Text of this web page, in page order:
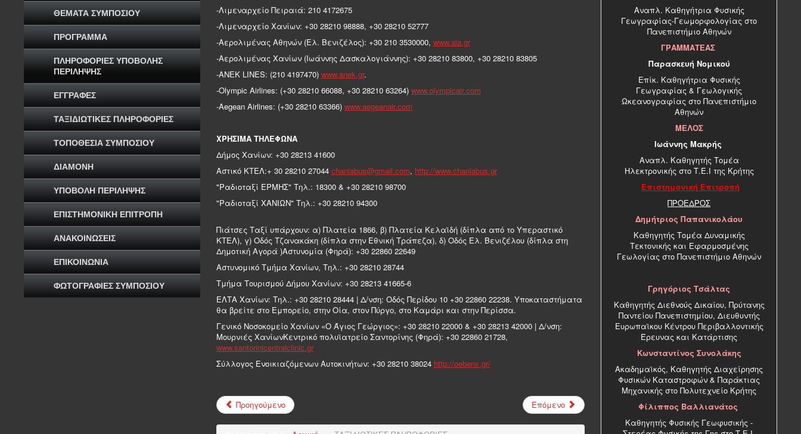
ΘΕΜΑΤΑ ΣΥΜΠΟΣΙΟΥ
ΠΡΟΓΡΑΜΜΑ
ΠΛΗΡΟΦΟΡΙΕΣ ΥΠΟΒΟΛΗΣ
ΠΕΡΙΛΗΨΗΣ
ΕΓΓΡΑΦΕΣ
ΤΑΞΙΔΙΩΤΙΚΕΣ ΠΛΗΡΟΦΟΡΙΕΣ
ΤΟΠΟΘΕΣΙΑ ΣΥΜΠΟΣΙΟΥ
ΔΙΑΜΟΝΗ
ΥΠΟΒΟΛΗ ΠΕΡΙΛΗΨΗΣ
ΕΠΙΣΤΗΜΟΝΙΚΗ ΕΠΙΤΡΟΠΗ
ΑΝΑΚΟΙΝΩΣΕΙΣ
ΕΠΙΚΟΙΝΩΝΙΑ
ΦΩΤΟΓΡΑΦΙΕΣ ΣΥΜΠΟΣΙΟΥ
-Λιμεναρχείο Πειραιά: 210 4172675
-Λιμεναρχείο Χανίων: +30 28210 98888, +30 28210 52777
-Αερολιμένας Αθηνών (Ελ. Βενιζέλος): +30 210 3530000, www.aia.gr
-Αερολιμένας Χανίων (Ιωάννης Δασκαλογιάννης): +30 28210 83800, +30 28210 83805
-ANEK LINES: (210 4197470) www.anek.gr.
-Olympic Airlines: (+30 28210 66088, +30 28210 63264) www.olympicair.com
-Aegean Airlines: (+30 28210 63366) www.aegeanair.com
ΧΡΗΣΙΜΑ ΤΗΛΕΦΩΝΑ
Δήμος Χανίων: +30 28213 41600
Aστικό ΚΤΕΛ:+ 30 28210 27044 chaniabus@gmail.com, http://www.chaniabus.gr
"Ραδιοταξί ΕΡΜΗΣ" Τηλ.: 18300 & +30 28210 98700
"Ραδιοταξί ΧΑΝΙΩΝ" Τηλ.: +30 28210 94300
Πιάτσες Ταξί υπάρχουν: α) Πλατεία 1866, β) Πλατεία Κελαϊδή (δίπλα από το Υπεραστικό
ΚΤΕΛ), γ) Οδός Τζανακάκη (δίπλα στην Εθνική Τράπεζα), δ) Οδός Ελ. Βενιζέλου (δίπλα στη
Δημοτική Αγορά )Αστυνομία (Φηρά): +30 22860 22649
Αστυνομικό Τμήμα Χανίων, Τηλ.: +30 28210 28744
Τμήμα Τουρισμού Δήμου Χανίων: +30 28213 41665-6
ΕΛΤΑ Χανίων: Τηλ.: +30 28210 28444 | Δ/νση: Οδός Περίδου 10 +30 22860 22238. Υποκαταστήματα
θα βρείτε στο Εμπορείο, στην Οία, στον Πύργο, στο Καμάρι και στην Περίσσα.
Γενικό Νοσοκομείο Χανίων «Ο Άγιος Γεώργιος»: +30 28210 22000 & +30 28213 42000 | Δ/νση:
Μουρνιές ΧανίωνΚεντρικό πολυϊατρείο Σαντορίνης (Φηρά): +30 22860 21728,
www.santorinicentralclinic.gr
Σύλλογος Ενοικιαζόμενων Αυτοκινήτων: +30 28210 38024 http://oebenx.gr/
Προηγούμενο Επόμενο
Αναπλ. Καθηγήτρια Φυσικής
Γεωγραφίας-Γεωμορφολογίας στο
Πανεπιστήμιο Αθηνών
ΓΡΑΜΜΑΤΕΑΣ
Παρασκευή Νομικού
Επίκ. Καθηγήτρια Φυσικής
Γεωγραφίας & Γεωλογικής
Ωκεανογραφίας στο Πανεπιστήμιο
Αθηνών
ΜΕΛΟΣ
Ιωάννης Μακρής
Αναπλ. Καθηγητής Τομέα
Ηλεκτρονικής στο Τ.Ε.Ι της Κρήτης
Επιστημονική Επιτροπή
ΠΡΟΕΔΡΟΣ
Δημήτριος Παπανικολάου
Καθηγητής Τομέα Δυναμικής
Τεκτονικής και Εφαρμοσμένης
Γεωλογίας στο Πανεπιστήμιο Αθηνών
Γρηγόριος Τσάλτας
Καθηγητής Διεθνούς Δικαίου, Πρύτανης
Παντείου Πανεπιστημίου, Διευθυντής
Ευρωπαϊκου Κέντρου Περιβαλλοντικής
Έρευνας και Κατάρτισης
Κωνσταντίνος Συνολάκης
Ακαδημαϊκός, Καθηγητής Διαχείρησης
Φυσικών Καταστροφών & Παράκτιας
Μηχανικής στο Πολυτεχνείο Κρήτης
Φίλιππος Βαλλιανάτος
Καθηγητής Φυσικής Γεωφυσικής -